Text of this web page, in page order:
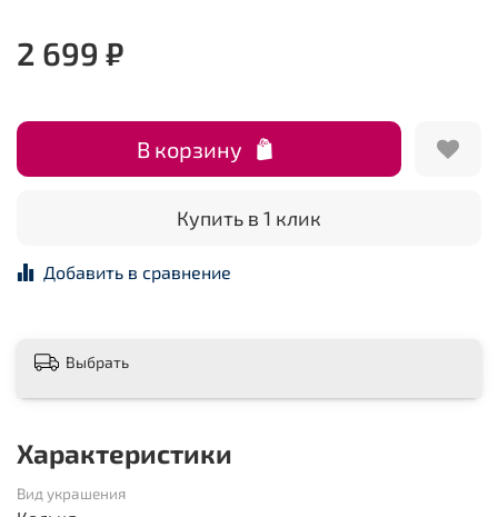
2 699 ₽
В корзину
Купить в 1 клик
Добавить в сравнение
Выбрать
Характеристики
Вид украшения